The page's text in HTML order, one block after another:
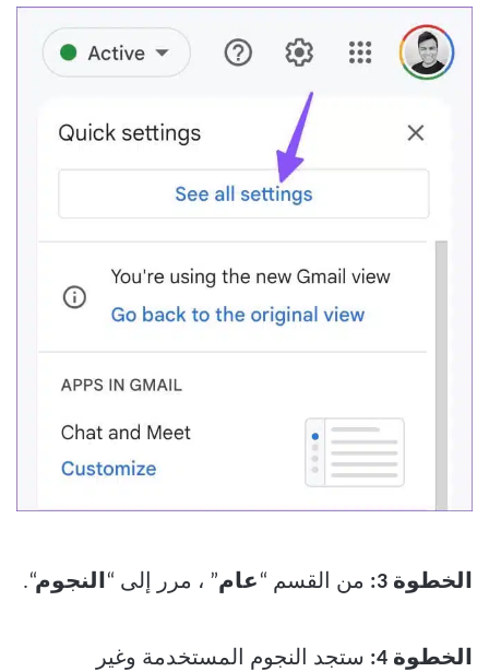
الخطوة 3: من القسم “ عام” ، مرر إلى “النجوم“.
الخطوة 4: ستجد النجوم المستخدمة وغير